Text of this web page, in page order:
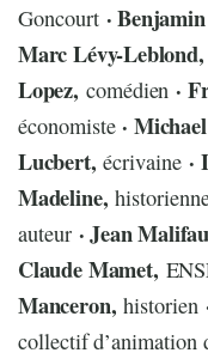
Goncourt ·
Marc Lévy-Leblond,
Lopez, comédien·
économiste·
Lucbert, écrivaine ·
Madeline,
auteur · Jean
Claude Mamet,
Manceron, historien
collectif d’animation